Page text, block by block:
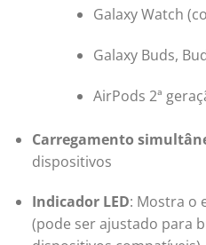
Galaxy Watch
Galaxy Buds,
AirPods 2ª
Carregamento
dispositivos
Indicador LED: Mostra o
(pode ser ajustado para